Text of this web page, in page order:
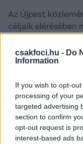
csakfoci.hu - Do
Information
If you wish to opt-
processing of your
targeted advertising
section to confirm
opt-out request is
interest-based ads
Az Újpest
céljaik elérésében
akit várnak vissza